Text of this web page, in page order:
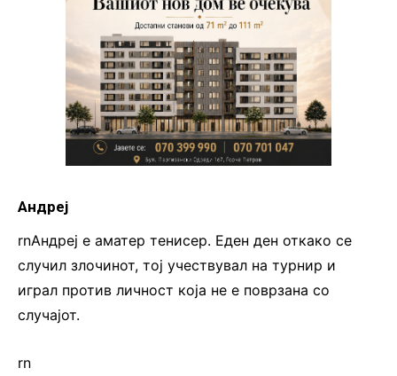
Андреј
rnАндреј е аматер тенисер. Еден ден откако се
случил злочинот, тој учествувал на турнир и
играл против личност која не е поврзана со
случајот.
rn